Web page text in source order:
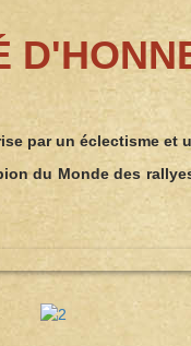
par un éclectisme
du Monde des